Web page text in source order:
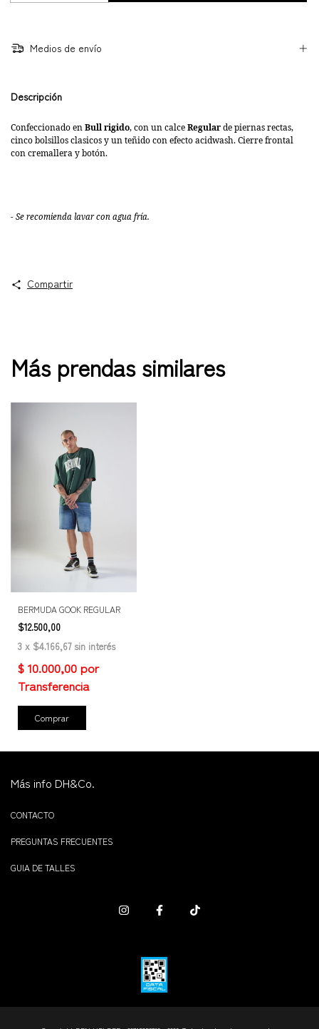
Medios de envío
Descripción
Confeccionado enBull rigido, con un calceRegularde piernas rectas,
cinco bolsillos clasicos y un teñido con efecto acidwash. Cierre frontal
con cremallera y botón.
- Se recomienda lavar con agua fría.
Compartir
Más prendas similares
BERMUDA GOOK REGULAR
$12.500,00
3 x $4.166,67 sin interés
Comprar
Más info DH&Co.
CONTACTO
PREGUNTAS FRECUENTES
GUIA DE TALLES